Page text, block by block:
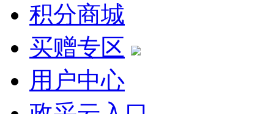
积分商城
买赠专区
用户中心